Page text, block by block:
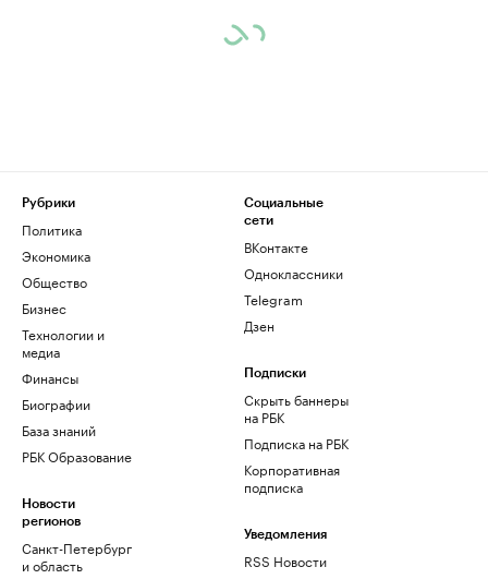
Рубрики
Политика
Экономика
Общество
Бизнес
Технологии и
медиа
Финансы
Биографии
База знаний
РБК Образование
Новости
регионов
Санкт-Петербург
и область
Социальные
сети
ВКонтакте
Одноклассники
Telegram
Дзен
Подписки
Скрыть баннеры
на РБК
Подписка на РБК
Корпоративная
подписка
Уведомления
RSS Новости